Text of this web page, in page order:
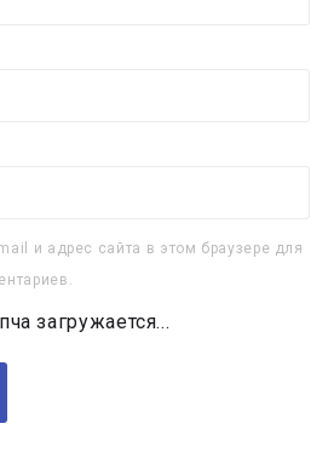
и адрес сайта в этом браузере для
загружается...